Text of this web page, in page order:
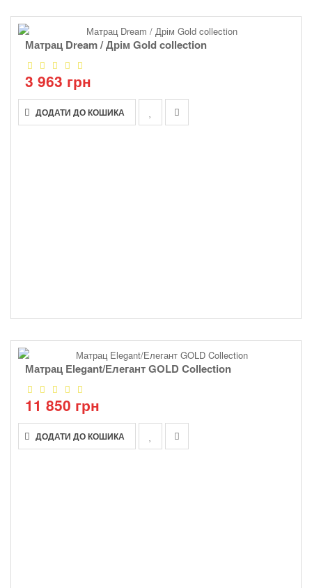
Матрац Dream / Дрім Gold collection
3 963 грн
ДОДАТИ ДО КОШИКА
Матрац Elegant/Елегант GOLD Collection
11 850 грн
ДОДАТИ ДО КОШИКА